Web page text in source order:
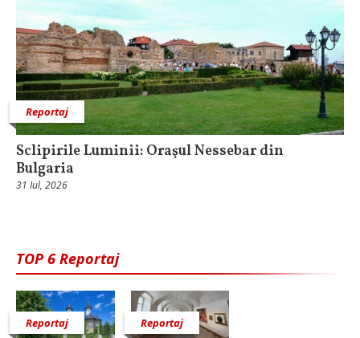
Reportaj
Sclipirile Luminii: Oraşul Nessebar din
Bulgaria
31 Iul, 2026
TOP 6 Reportaj
Reportaj Reportaj